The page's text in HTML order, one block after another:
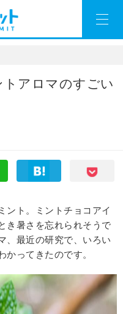
アロマのすごい
ント。ミントチョコアイ
き暑さを忘れられそうで
、最近の研究で、いろい
ってきたのです。